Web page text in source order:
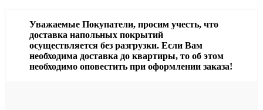
Уважаемые Покупатели, просим учесть, что
доставка напольных покрытий
осуществляется без разгрузки. Если Вам
необходима доставка до квартиры, то об этом
необходимо оповестить при оформлении заказа!